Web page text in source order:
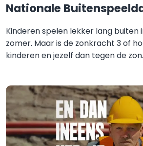
Nationale
Kinderen spelen lekker lang buiten
zomer. Maar is de zonkracht 3 of
kinderen en jezelf dan tegen de